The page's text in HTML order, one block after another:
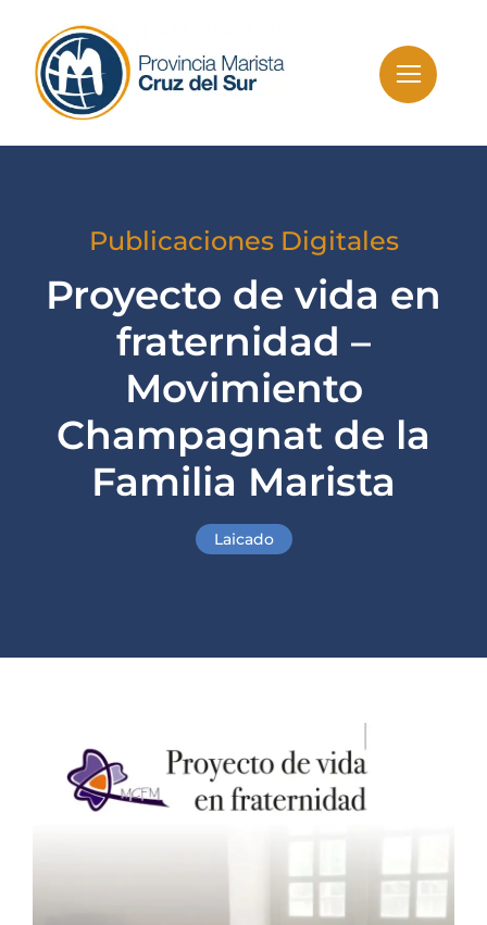
content
Publicaciones Digitales
Proyecto de vida en
fraternidad –
Movimiento
Champagnat de la
Familia Marista
Laicado